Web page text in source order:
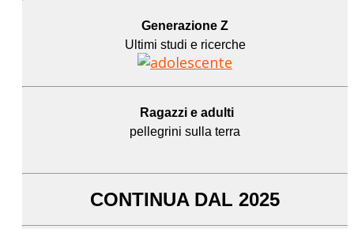
Generazione Z
Ultimi studi e ricerche
Ragazzi e adulti
pellegrini sulla terra
CONTINUA DAL 2025